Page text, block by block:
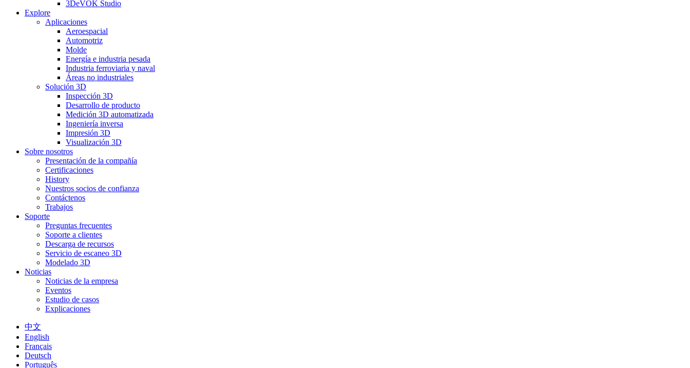
3DeVOK Studio
Explore
Aplicaciones
Aeroespacial
Automotriz
Molde
Energía e industria pesada
Industria ferroviaria y naval
Áreas no industriales
Solución 3D
Inspección 3D
Desarrollo de producto
Medición 3D automatizada
Ingeniería inversa
Impresión 3D
Visualización 3D
Sobre nosotros
Presentación de la compañía
Certificaciones
History
Nuestros socios de confianza
Contáctenos
Trabajos
Soporte
Preguntas frecuentes
Soporte a clientes
Descarga de recursos
Servicio de escaneo 3D
Modelado 3D
Noticias
Noticias de la empresa
Eventos
Estudio de casos
Explicaciones
中文
English
Français
Deutsch
Português